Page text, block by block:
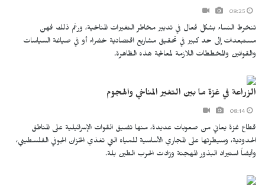
تنخرط النساء بشكل فعال في تدبير مخاطر التغيرات المناخية، ورغم ذلك فهن
مستبعدات إلى حد كبير في تحقيق مشاريع اقتصادية خضراء أو في صياغة السياسات
والقوانين والمخططات اللازمة لمعالجة هذه الظاهرة.
الزراعة في غزة ما بين التغير المناخي والهجوم
قطاع غزة يعاني من صعوبات عديدة، منها تضيق القوات الإسرائيلية على المناطق
الحدودية، وسيطرتها على المجاري الأساسية للمياه التي تغذي الخزان الجوفي الفلسطيني،
وأيضاً استيراد البذور المهجنة وزادت الحرب الطين بلة.